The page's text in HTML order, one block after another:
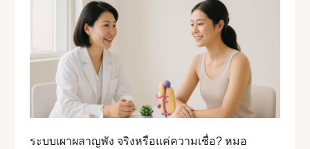
ระบบเผาผลาญพัง จริงหรือแค่ความเชื่อ? หมอ